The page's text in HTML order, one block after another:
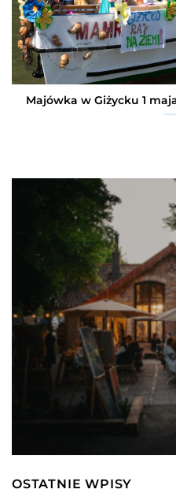
Majówka w Giżycku 1
OSTATNIE WPISY